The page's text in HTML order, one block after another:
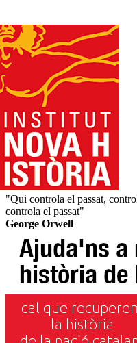
"Qui controla el passat,
controla el passat"
George Orwell